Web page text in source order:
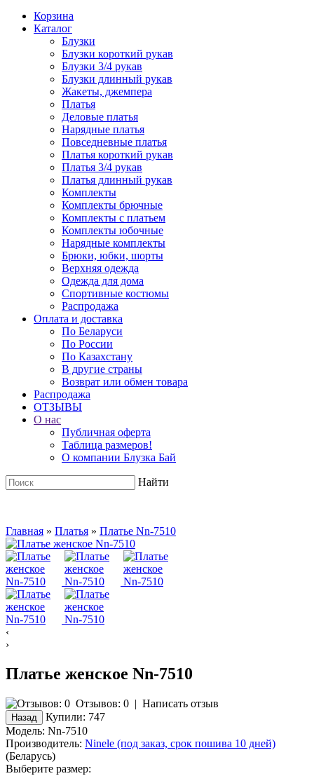
Корзина
Каталог
Блузки
Блузки короткий рукав
Блузки 3/4 рукав
Блузки длинный рукав
Жакеты, джемпера
Платья
Деловые платья
Нарядные платья
Повседневные платья
Платья короткий рукав
Платья 3/4 рукав
Платья длинный рукав
Комплекты
Комплекты брючные
Комплекты с платьем
Комплекты юбочные
Нарядные комплекты
Брюки, юбки, шорты
Верхняя одежда
Одежда для дома
Спортивные костюмы
Распродажа
Оплата и доставка
По Беларуси
По России
По Казахстану
В другие страны
Возврат или обмен товара
Распродажа
ОТЗЫВЫ
О нас
Публичная оферта
Таблица размеров!
О компании Блузка Бай
Найти
Главная » Платья » Платье Nn-7510
‹
›
Платье женское Nn-7510
Отзывов: 0 | Написать отзыв
Купили: 747
Модель: Nn-7510
Производитель: Ninele (под заказ, срок пошива 10 дней)
(Беларусь)
Выберите размер: